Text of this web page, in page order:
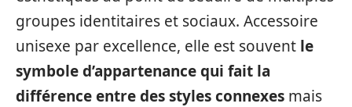
groupes identitaires et sociaux. Accessoire
unisexe par excellence, elle est souvent le
symbole d’appartenance qui fait la
différence entre des styles connexes mais